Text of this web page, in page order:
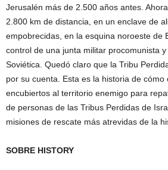
Jerusalén más de 2.500 años antes.
2.800 km de distancia, en un enclave de
empobrecidas, en la esquina noroeste de
control de una junta militar procomunista
Soviética. Quedó claro que la Tribu
por su cuenta. Esta es la historia de
encubiertos al territorio enemigo para
de personas de las Tribus Perdidas de
misiones de rescate más atrevidas de la
SOBRE HISTORY